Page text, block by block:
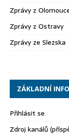
Zprávy z
Zprávy z Ostravy
Zprávy ze Slezska
ZÁKLADNÍ
Přihlásit se
Zdroj kanálů